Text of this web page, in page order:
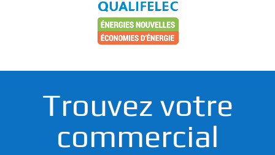
Trouvez votre
commercial